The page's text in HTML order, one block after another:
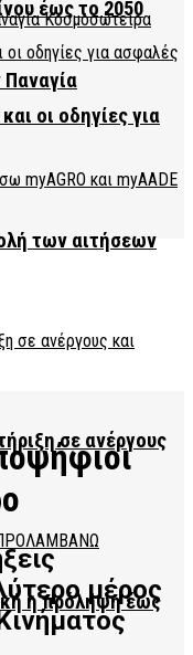
των αιτήσεων
σε ανέργους
η πρόληψη έως
έως το 2050
οι οδηγίες για
μέρος